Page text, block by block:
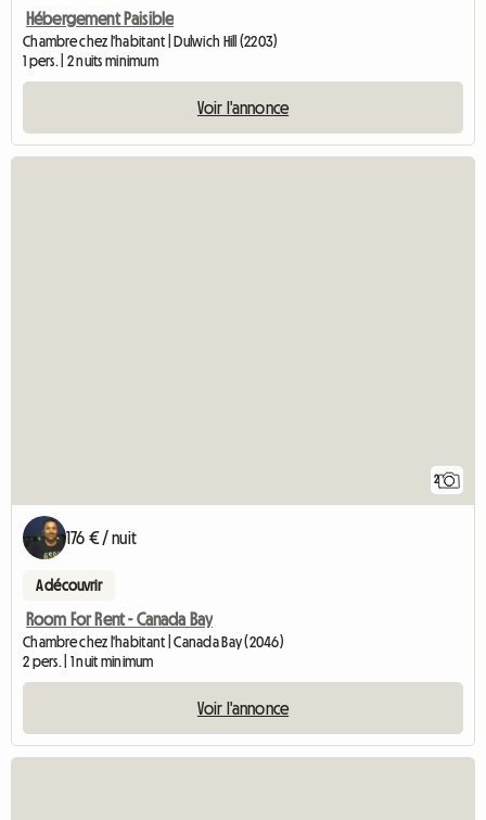
Hébergement Paisible
Chambre chez l'habitant | Dulwich Hill (2203)
1 pers. | 2 nuits minimum
Voir l'annonce
2
176 € / nuit
A découvrir
Room For Rent - Canada Bay
Chambre chez l'habitant | Canada Bay (2046)
2 pers. | 1 nuit minimum
Voir l'annonce